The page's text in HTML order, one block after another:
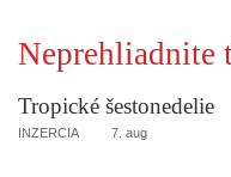
Neprehliadnite
Tropické šestonedelie
INZERCIA 7. aug